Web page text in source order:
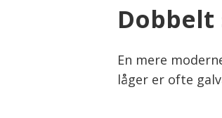
Dobbelt
En mere
låger er ofte